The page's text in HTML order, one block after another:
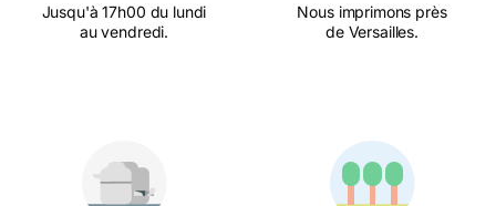
Jusqu'à 17h00 du lundi
au vendredi.
Nous imprimons près
de Versailles.